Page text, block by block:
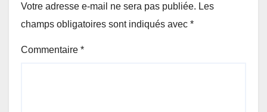
Votre adresse e-mail ne sera pas publiée. Les
champs obligatoires sont indiqués avec *
Commentaire *